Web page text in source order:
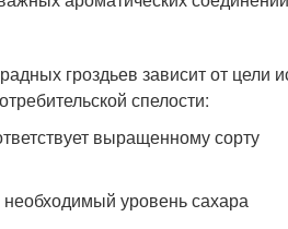
гроздьев зависит от
спелости:
выращенному сорту
уровень сахара